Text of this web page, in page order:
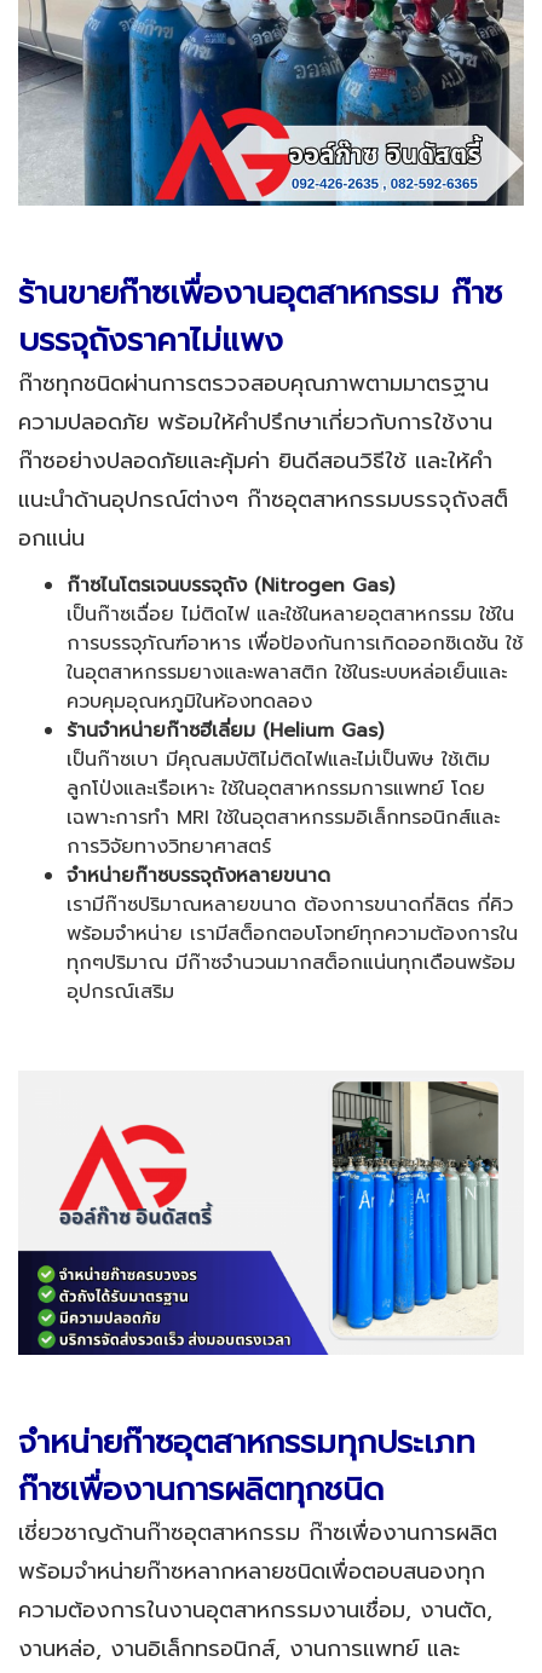
ร้านขายก๊าซเพื่องานอุตสาหกรรม ก๊าซ
บรรจุถังราคาไม่แพง
ก๊าซทุกชนิดผ่านการตรวจสอบคุณภาพตามมาตรฐาน
ความปลอดภัย พร้อมให้คำปรึกษาเกี่ยวกับการใช้งาน
ก๊าซอย่างปลอดภัยและคุ้มค่า ยินดีสอนวิธีใช้ และให้คำ
แนะนำด้านอุปกรณ์ต่างๆ ก๊าซอุตสาหกรรมบรรจุถังสต็
อกแน่น
ก๊าซไนโตรเจนบรรจุถัง (Nitrogen Gas)
เป็นก๊าซเฉื่อย ไม่ติดไฟ และใช้ในหลายอุตสาหกรรม ใช้ใน
การบรรจุภัณฑ์อาหาร เพื่อป้องกันการเกิดออกซิเดชัน ใช้
ในอุตสาหกรรมยางและพลาสติก ใช้ในระบบหล่อเย็นและ
ควบคุมอุณหภูมิในห้องทดลอง
ร้านจำหน่ายก๊าซฮีเลี่ยม (Helium Gas)
เป็นก๊าซเบา มีคุณสมบัติไม่ติดไฟและไม่เป็นพิษ ใช้เติม
ลูกโป่งและเรือเหาะ ใช้ในอุตสาหกรรมการแพทย์ โดย
เฉพาะการทำ MRI ใช้ในอุตสาหกรรมอิเล็กทรอนิกส์และ
การวิจัยทางวิทยาศาสตร์
จำหน่ายก๊าซบรรจุถังหลายขนาด
เรามีก๊าซปริมาณหลายขนาด ต้องการขนาดกี่ลิตร กี่คิว
พร้อมจำหน่าย เรามีสต็อกตอบโจทย์ทุกความต้องการใน
ทุกๆปริมาณ มีก๊าซจำนวนมากสต็อกแน่นทุกเดือนพร้อม
อุปกรณ์เสริม
จำหน่ายก๊าซอุตสาหกรรมทุกประเภท
ก๊าซเพื่องานการผลิตทุกชนิด
เชี่ยวชาญด้านก๊าซอุตสาหกรรม ก๊าซเพื่องานการผลิต
พร้อมจำหน่ายก๊าซหลากหลายชนิดเพื่อตอบสนองทุก
ความต้องการในงานอุตสาหกรรมงานเชื่อม, งานตัด,
งานหล่อ, งานอิเล็กทรอนิกส์, งานการแพทย์ และ